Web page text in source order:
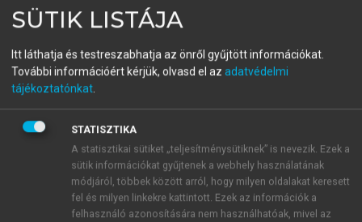
MIHÁLYI PÉTER
Privatizáció és államosítás
Magyarországon IV.
Mellékletek
OLVASÁS
SÜTIK LISTÁJA
Itt láthatja és testreszabhatja az önről gyűjtött információkat.
További információért kérjük, olvasd el az adatvédelmi
tájékoztatónkat.
STATISZTIKA
A statisztikai sütiket „teljesítménysütiknek” is nevezik. Ezek a
sütik információkat gyűjtenek a webhely használatának
módjáról, többek között arról, hogy milyen oldalakat keresett
fel és milyen linkekre kattintott. Ezek az információk a
felhasználó azonosítására nem használhatóak, mivel az